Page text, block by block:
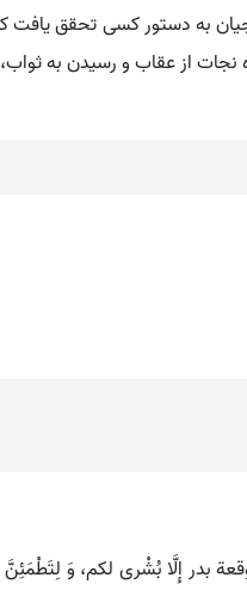
به دستور کسی تحقق
از عقاب و رسیدن به
بدر إِلَّا بُشْری‌ لکم، وَ